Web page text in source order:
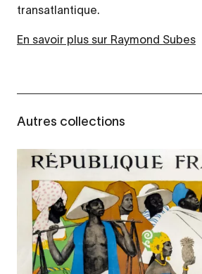
transatlantique.
En savoir plus sur Raymond Subes
Autres collections